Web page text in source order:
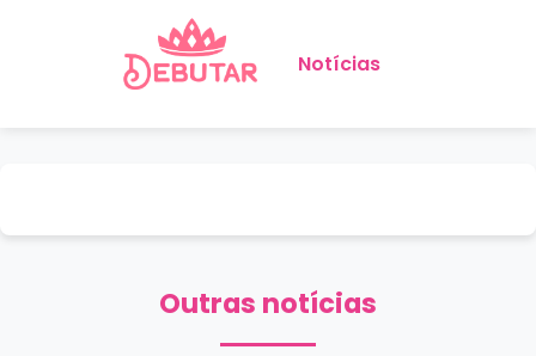
Notícias
Outras notícias